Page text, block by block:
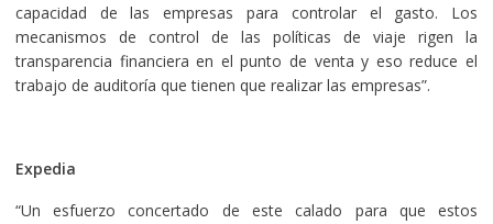
capacidad de las empresas para controlar el gasto. Los
mecanismos de control de las políticas de viaje rigen la
transparencia financiera en el punto de venta y eso reduce el
trabajo de auditoría que tienen que realizar las empresas”.
Expedia
“Un esfuerzo concertado de este calado para que estos